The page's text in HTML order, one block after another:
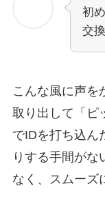
初
交
こんな風に声を
取り出して「ピ
でIDを打ち込ん
りする手間がな
なく、スムーズ